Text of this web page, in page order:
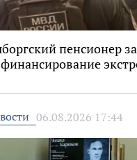
пенсионер
финансирование
06.08.2026 17:44